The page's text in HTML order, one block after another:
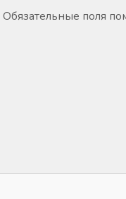
Обязательные поля